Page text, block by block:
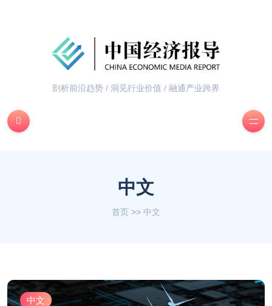
剖析前沿趋势 / 洞见行业价值 / 融通产业跨界
中文
首页 >> 中文
中文